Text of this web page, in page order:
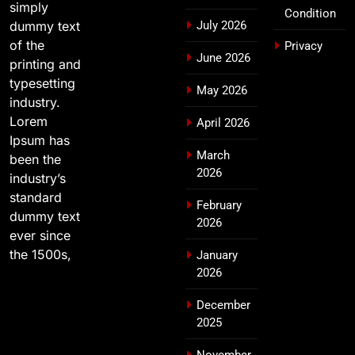
simply
dummy text
of the
printing and
typesetting
industry.
Lorem
Ipsum has
been the
industry’s
standard
dummy text
ever since
the 1500s,
July 2026
June 2026
May 2026
April 2026
March
2026
February
2026
January
2026
December
2025
Condition
Privacy